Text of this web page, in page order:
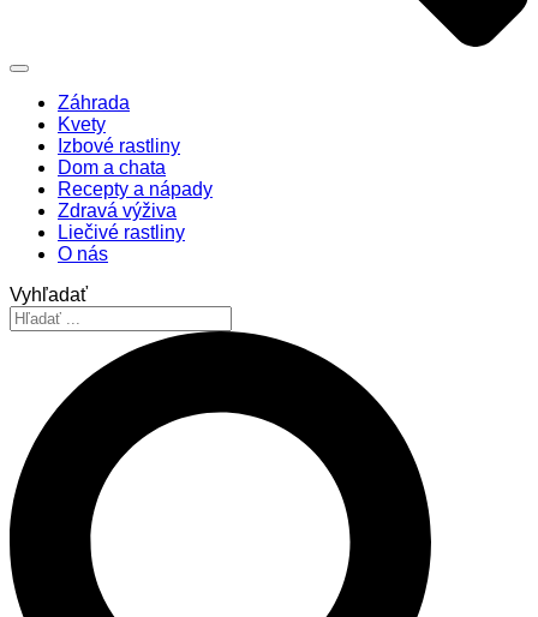
Záhrada
Kvety
Izbové rastliny
Dom a chata
Recepty a nápady
Zdravá výživa
Liečivé rastliny
O nás
Vyhľadať